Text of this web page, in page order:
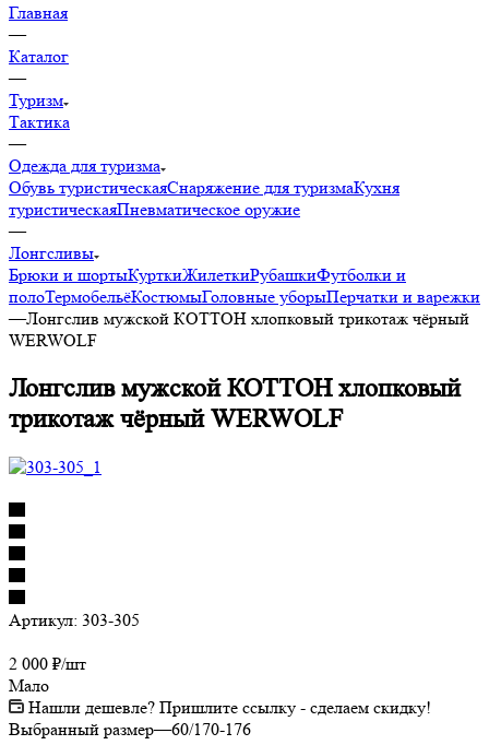
Главная
—
Каталог
—
Туризм
Тактика
—
Одежда для туризма
Обувь туристическаяСнаряжение для туризмаКухня
туристическаяПневматическое оружие
—
Лонгсливы
Брюки и шортыКурткиЖилеткиРубашкиФутболки и
полоТермобельёКостюмыГоловные уборыПерчатки и варежки
—Лонгслив мужской КОТТОН хлопковый трикотаж чёрный
WERWOLF
Лонгслив мужской КОТТОН хлопковый
трикотаж чёрный WERWOLF
Артикул: 303-305
2 000 ₽/шт
Мало
Нашли дешевле? Пришлите ссылку - сделаем скидку!
Выбранный размер—60/170-176